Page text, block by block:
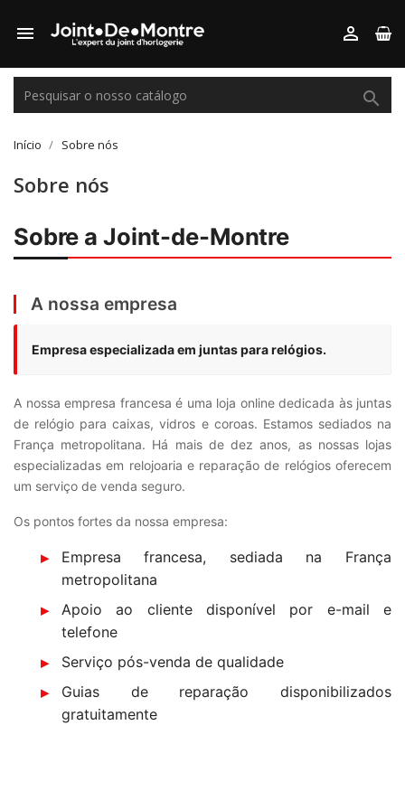
 

Início Sobre nós
Sobre nós
Sobre a Joint-de-Montre
A nossa empresa
Empresa especializada em juntas para relógios.
A nossa empresa francesa é uma loja online dedicada às juntas
de relógio para caixas, vidros e coroas. Estamos sediados na
França metropolitana. Há mais de dez anos, as nossas lojas
especializadas em relojoaria e reparação de relógios oferecem
um serviço de venda seguro.
Os pontos fortes da nossa empresa:
Empresa francesa, sediada na França
metropolitana
Apoio ao cliente disponível por e-mail e
telefone
Serviço pós-venda de qualidade
Guias de reparação disponibilizados
gratuitamente